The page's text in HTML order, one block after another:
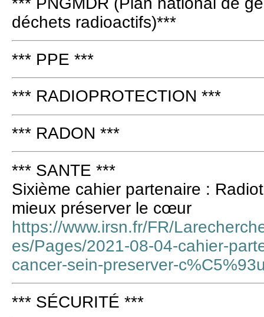
déchets radioactifs)***
*** PPE ***
*** RADIOPROTECTION ***
*** RADON ***
*** SANTE ***
Sixième cahier partenaire :
mieux préserver le cœur
https://www.irsn.fr/FR/
es/Pages/2021-08-04-cahier-
cancer-sein-preserver-
*** SÉCURITÉ ***